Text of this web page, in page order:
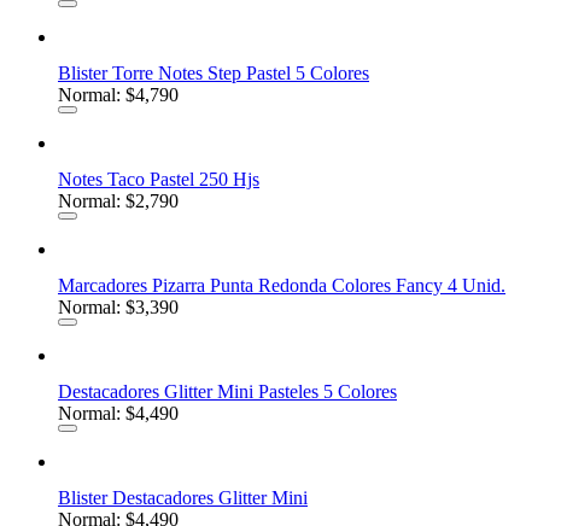
Blister Torre Notes Step Pastel 5 Colores
Normal: $4,790
Notes Taco Pastel 250 Hjs
Normal: $2,790
Marcadores Pizarra Punta Redonda Colores Fancy 4 Unid.
Normal: $3,390
Destacadores Glitter Mini Pasteles 5 Colores
Normal: $4,490
Blister Destacadores Glitter Mini
Normal: $4,490